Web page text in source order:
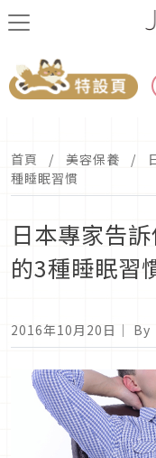
首頁 美容保養
種睡眠習慣
日本專家告
的3種睡眠習
2016年10月20日 ｜ By